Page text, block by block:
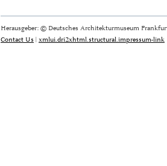
Herausgeber: © Deutsches Architekturmuseum
Contact Us | xmlui.dri2xhtml.structural.impressum-link